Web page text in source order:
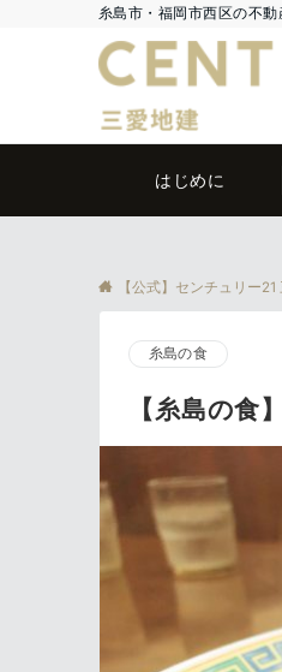
糸島市・福岡市西区の不
はじめに
【公式】センチュリー21
糸島の食
【糸島の